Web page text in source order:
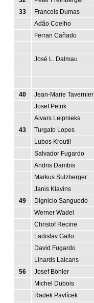
33
Francois Dumas
Adão Coelho
Ferran Cañado
José L. Dalmau
40 Jean-Marie Tavernier
Josef Petrik
Aivars Leipnieks
43
Turgato Lopes
Lubos Kroutil
Salvador Fugardo
Andris Dambis
Markus Sulzberger
Janis Klavins
49
Dignicio Sanguedo
Werner Wadel
Christof Recine
Ladislav Gallo
David Fugardo
Linards Laicans
56
Josef Böhler
Michel Dubois
Radek Pavlícek